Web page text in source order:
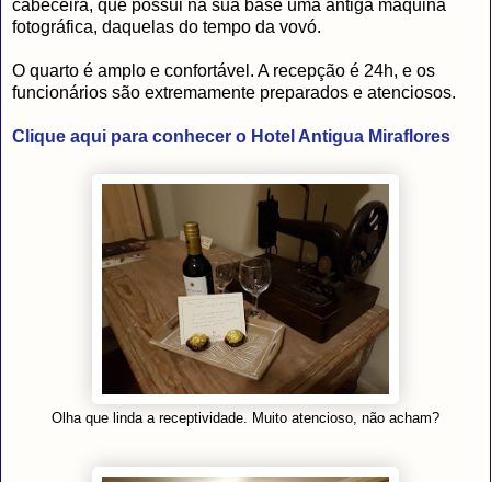
cabeceira, que possui na sua base uma antiga máquina
fotográfica, daquelas do tempo da vovó.
O quarto é amplo e confortável. A recepção é 24h, e os
funcionários são extremamente preparados e atenciosos.
Clique aqui para conhecer o Hotel Antigua Miraflores
Olha que linda a receptividade. Muito atencioso, não acham?